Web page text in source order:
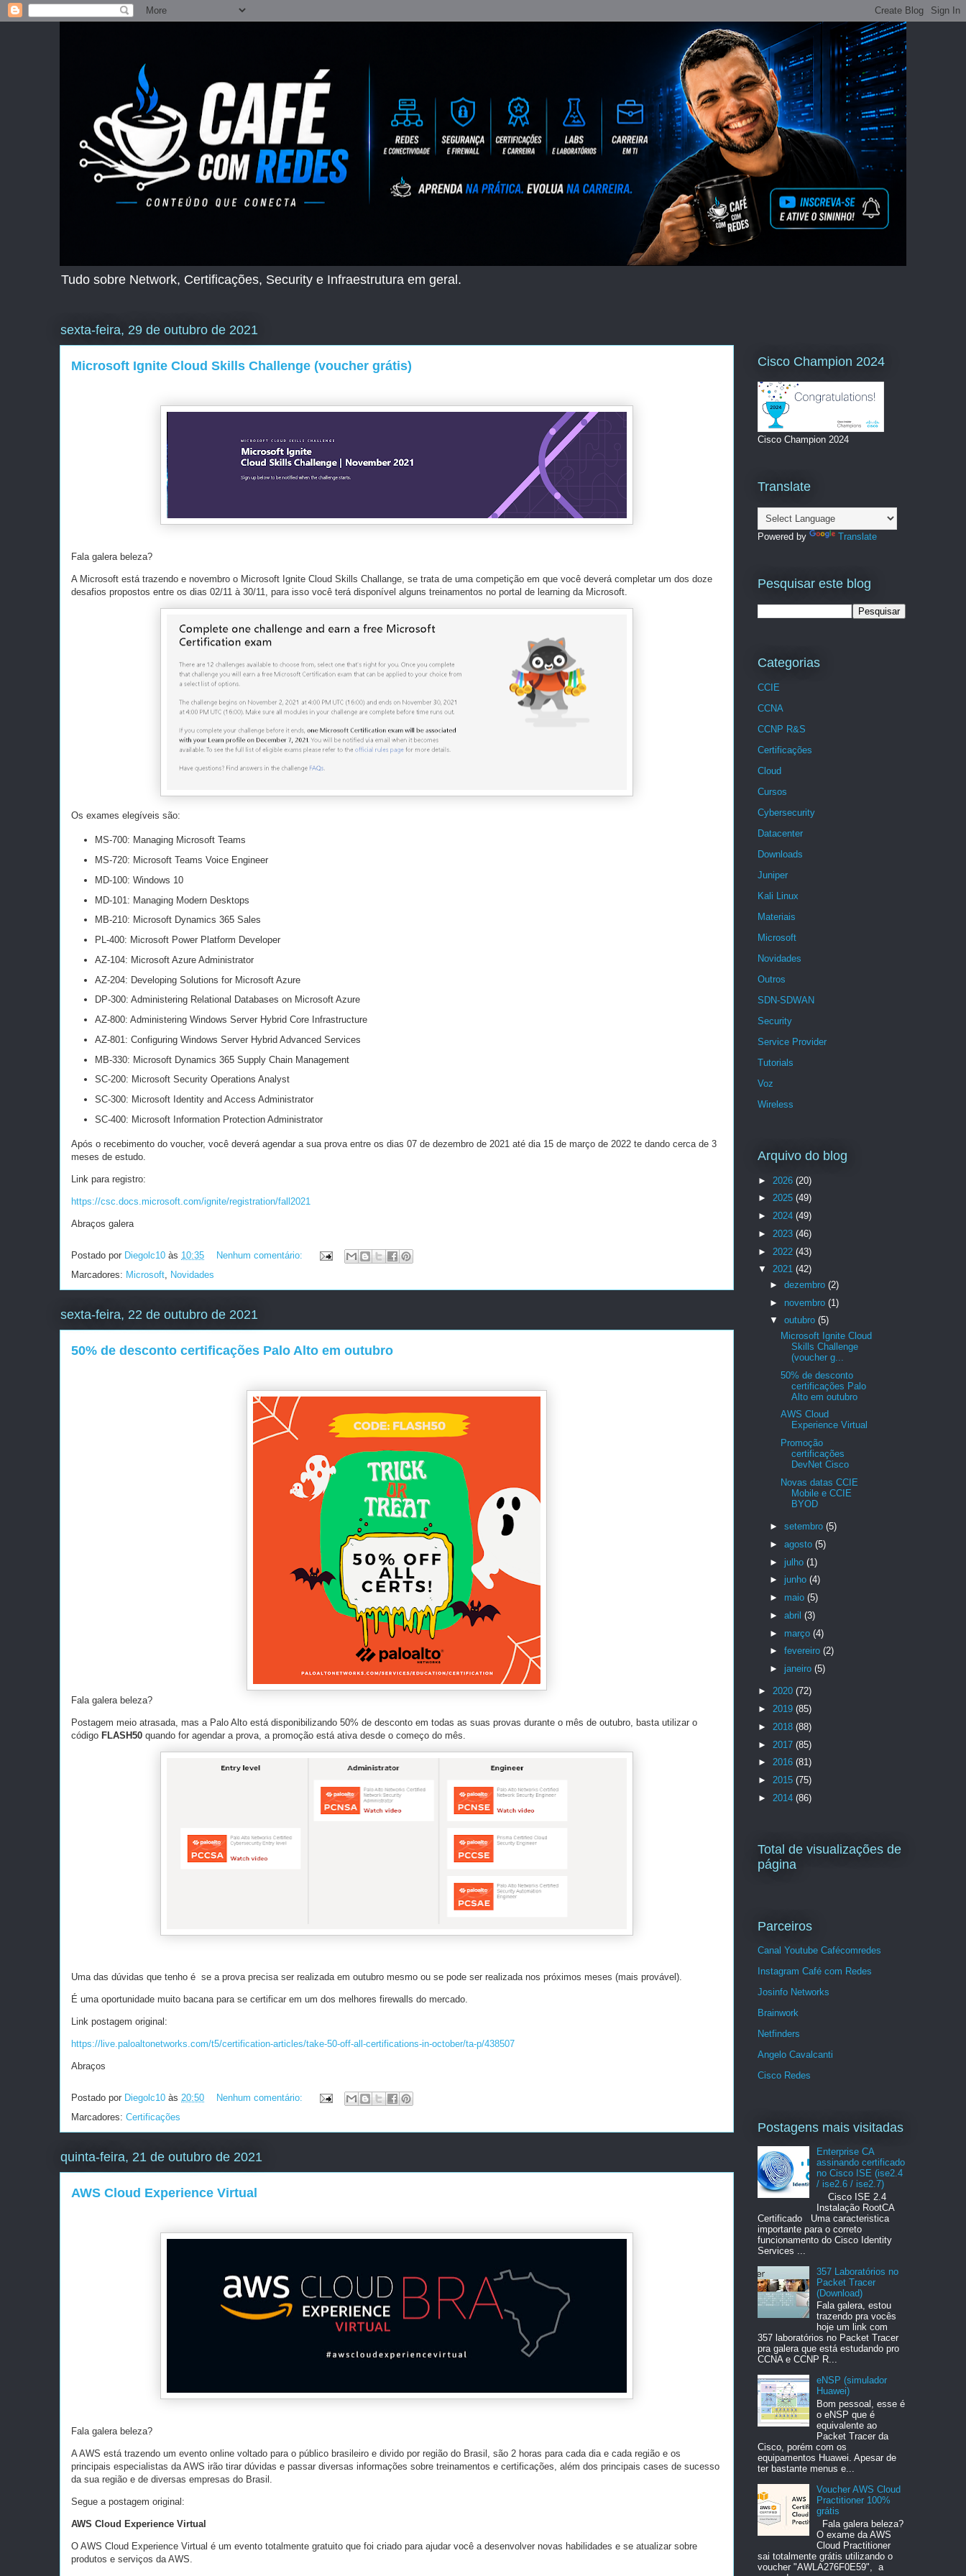
Tudo sobre Network, Certificações, Security e Infraestrutura em geral.
sexta-feira, 29 de outubro de 2021
Microsoft Ignite Cloud Skills Challenge (voucher grátis)
Fala galera beleza?
A Microsoft está trazendo e novembro o Microsoft Ignite Cloud Skills Challange, se trata de uma competição em que você deverá completar um dos doze
desafios propostos entre os dias 02/11 à 30/11, para isso você terá disponível alguns treinamentos no portal de learning da Microsoft.
Os exames elegíveis são:
MS-700: Managing Microsoft Teams
MS-720: Microsoft Teams Voice Engineer
MD-100: Windows 10
MD-101: Managing Modern Desktops
MB-210: Microsoft Dynamics 365 Sales
PL-400: Microsoft Power Platform Developer
AZ-104: Microsoft Azure Administrator
AZ-204: Developing Solutions for Microsoft Azure
DP-300: Administering Relational Databases on Microsoft Azure
AZ-800: Administering Windows Server Hybrid Core Infrastructure
AZ-801: Configuring Windows Server Hybrid Advanced Services
MB-330: Microsoft Dynamics 365 Supply Chain Management
SC-200: Microsoft Security Operations Analyst
SC-300: Microsoft Identity and Access Administrator
SC-400: Microsoft Information Protection Administrator
Após o recebimento do voucher, você deverá agendar a sua prova entre os dias 07 de dezembro de 2021 até dia 15 de março de 2022 te dando cerca de 3
meses de estudo.
Link para registro:
https://csc.docs.microsoft.com/ignite/registration/fall2021
Abraços galera
Postado por Diegolc10 às 10:35
Nenhum comentário:
Marcadores: Microsoft, Novidades
sexta-feira, 22 de outubro de 2021
50% de desconto certificações Palo Alto em outubro
Fala galera beleza?
Postagem meio atrasada, mas a Palo Alto está disponibilizando 50% de desconto em todas as suas provas durante o mês de outubro, basta utilizar o
código FLASH50 quando for agendar a prova, a promoção está ativa desde o começo do mês.
Uma das dúvidas que tenho é se a prova precisa ser realizada em outubro mesmo ou se pode ser realizada nos próximos meses (mais provável).
É uma oportunidade muito bacana para se certificar em um dos melhores firewalls do mercado.
Link postagem original:
https://live.paloaltonetworks.com/t5/certification-articles/take-50-off-all-certifications-in-october/ta-p/438507
Abraços
Postado por Diegolc10 às 20:50
Nenhum comentário:
Marcadores: Certificações
quinta-feira, 21 de outubro de 2021
AWS Cloud Experience Virtual
Fala galera beleza?
A AWS está trazendo um evento online voltado para o público brasileiro e divido por região do Brasil, são 2 horas para cada dia e cada região e os
principais especialistas da AWS irão tirar dúvidas e passar diversas informações sobre treinamentos e certificações, além dos principais cases de sucesso
da sua região e de diversas empresas do Brasil.
Segue a postagem original:
AWS Cloud Experience Virtual
O AWS Cloud Experience Virtual é um evento totalmente gratuito que foi criado para ajudar você a desenvolver novas habilidades e se atualizar sobre
produtos e serviços da AWS.
Cisco Champion 2024
Cisco Champion 2024
Translate
Powered by Translate
Pesquisar este blog
Categorias
CCIE
CCNA
CCNP R&S
Certificações
Cloud
Cursos
Cybersecurity
Datacenter
Downloads
Juniper
Kali Linux
Materiais
Microsoft
Novidades
Outros
SDN-SDWAN
Security
Service Provider
Tutorials
Voz
Wireless
Arquivo do blog
► 2026 (20)
► 2025 (49)
► 2024 (49)
► 2023 (46)
► 2022 (43)
▼ 2021 (42)
► dezembro (2)
► novembro (1)
▼ outubro (5)
Microsoft Ignite Cloud
Skills Challenge
(voucher g...
50% de desconto
certificações Palo
Alto em outubro
AWS Cloud
Experience Virtual
Promoção
certificações
DevNet Cisco
Novas datas CCIE
Mobile e CCIE
BYOD
► setembro (5)
► agosto (5)
► julho (1)
► junho (4)
► maio (5)
► abril (3)
► março (4)
► fevereiro (2)
► janeiro (5)
► 2020 (72)
► 2019 (85)
► 2018 (88)
► 2017 (85)
► 2016 (81)
► 2015 (75)
► 2014 (86)
Total de visualizações de
página
Parceiros
Canal Youtube Cafécomredes
Instagram Café com Redes
Josinfo Networks
Brainwork
Netfinders
Angelo Cavalcanti
Cisco Redes
Postagens mais visitadas
Enterprise CA
assinando certificado
no Cisco ISE (ise2.4
/ ise2.6 / ise2.7)
Cisco ISE 2.4
Instalação RootCA
Certificado Uma caracteristica
importante para o correto
funcionamento do Cisco Identity
Services ...
357 Laboratórios no
Packet Tracer
(Download)
Fala galera, estou
trazendo pra vocês
hoje um link com
357 laboratórios no Packet Tracer
pra galera que está estudando pro
CCNA e CCNP R...
eNSP (simulador
Huawei)
Bom pessoal, esse é
o eNSP que é
equivalente ao
Packet Tracer da
Cisco, porém com os
equipamentos Huawei. Apesar de
ter bastante menus e...
Voucher AWS Cloud
Practitioner 100%
grátis
Fala galera beleza?
O exame da AWS
Cloud Practitioner
sai totalmente grátis utilizando o
voucher "AWLA276F0E59", a